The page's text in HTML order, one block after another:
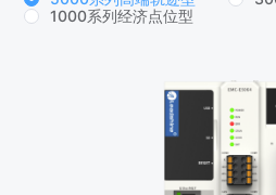
1000系列经济点位型